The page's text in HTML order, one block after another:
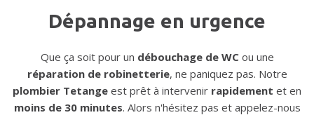
Dépannage en urgence
Que ça soit pour un débouchage de WCou une
réparation de robinetterie, ne paniquez pas. Notre
plombier Tetange est prêt à intervenir rapidement et en
moins de 30 minutes. Alors n'hésitez pas et appelez-nous